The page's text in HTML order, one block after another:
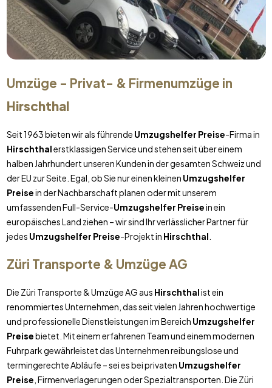
Umzüge - Privat- & Firmenumzüge in
Hirschthal
Seit 1963 bieten wir als führende Umzugshelfer Preise-Firma in
Hirschthalerstklassigen Service und stehen seit über einem
halben Jahrhundert unseren Kunden in der gesamten Schweiz und
der EU zur Seite. Egal, ob Sie nur einen kleinen Umzugshelfer
Preisein der Nachbarschaft planen oder mit unserem
umfassenden Full-Service-Umzugshelfer Preisein ein
europäisches Land ziehen – wir sind Ihr verlässlicher Partner für
jedes Umzugshelfer Preise-Projekt in Hirschthal
Züri Transporte & Umzüge AG
Die Züri Transporte & Umzüge AG aus Hirschthalist ein
renommiertes Unternehmen, das seit vielen Jahren hochwertige
und professionelle Dienstleistungen im Bereich Umzugshelfer
Preisebietet. Mit einem erfahrenen Team und einem modernen
Fuhrpark gewährleistet das Unternehmen reibungslose und
termingerechte Abläufe – sei es bei privaten Umzugshelfer
Preise , Firmenverlagerungen oder Spezialtransporten. Die Züri